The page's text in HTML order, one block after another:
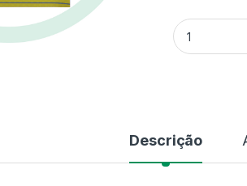
Quantidade
Descrição